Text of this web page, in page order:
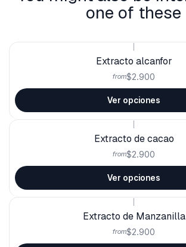
one of these
Extracto alcanfor
from$2.900
Ver opciones
Extracto de cacao
from$2.900
Ver opciones
Extracto de Manzanilla
from$2.900